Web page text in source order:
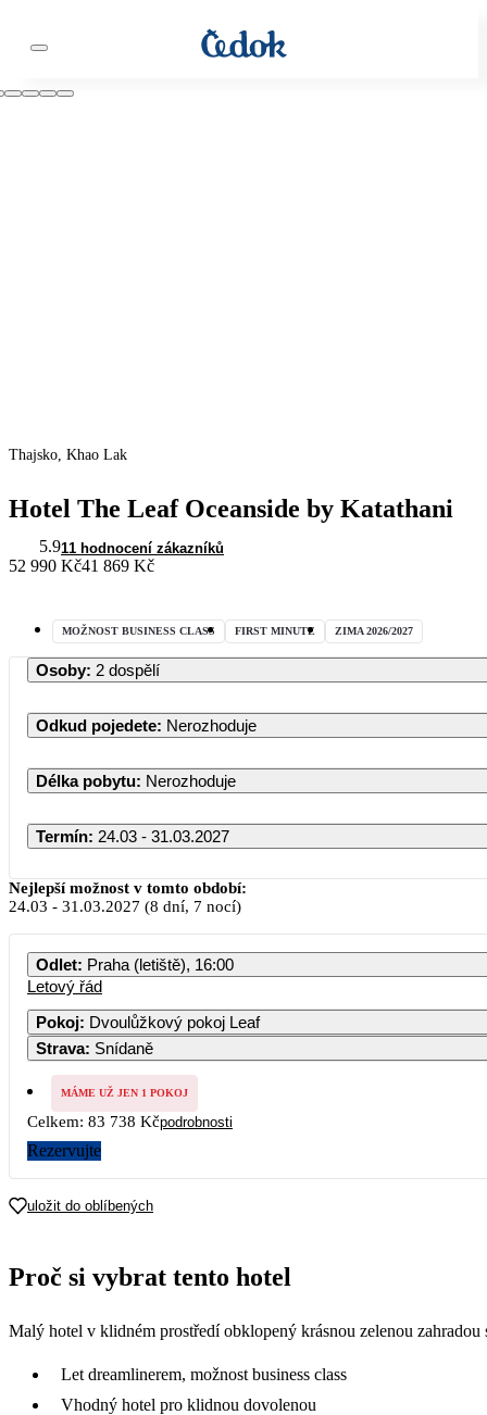
Thajsko, Khao Lak
Hotel The Leaf Oceanside by Katathani
5.911 hodnocení zákazníků
52 990 Kč41 869 Kč
MOŽNOST BUSINESS CLASS FIRST MINUTE ZIMA 2026/2027
Osoby: 2 dospělí
Odkud pojedete: Nerozhoduje
Délka pobytu: Nerozhoduje
Termín: 24.03 - 31.03.2027
Nejlepší možnost v tomto období:
24.03 - 31.03.2027 (8 dní, 7 nocí)
Odlet: Praha (letiště), 16:00
Letový řád
Pokoj: Dvoulůžkový pokoj Leaf
Strava: Snídaně
MÁME UŽ JEN 1 POKOJ
Celkem: 83 738 Kčpodrobnosti
Rezervujte
uložit do oblíbených
Proč si vybrat tento hotel
Malý hotel v klidném prostředí obklopený krásnou zelenou
Let dreamlinerem, možnost business class
Vhodný hotel pro klidnou dovolenou